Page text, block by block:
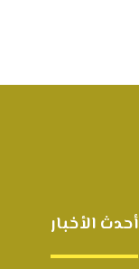
أحدث الأخبار